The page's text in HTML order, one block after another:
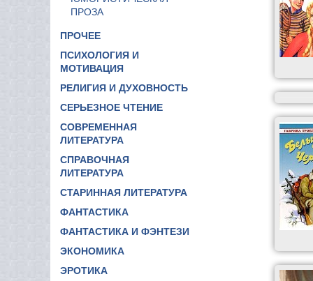
ПРОЗА
ПРОЧЕЕ
ПСИХОЛОГИЯ И
МОТИВАЦИЯ
РЕЛИГИЯ И ДУХОВНОСТЬ
СЕРЬЕЗНОЕ ЧТЕНИЕ
СОВРЕМЕННАЯ
ЛИТЕРАТУРА
СПРАВОЧНАЯ
ЛИТЕРАТУРА
СТАРИННАЯ ЛИТЕРАТУРА
ФАНТАСТИКА
ФАНТАСТИКА И ФЭНТЕЗИ
ЭКОНОМИКА
ЭРОТИКА